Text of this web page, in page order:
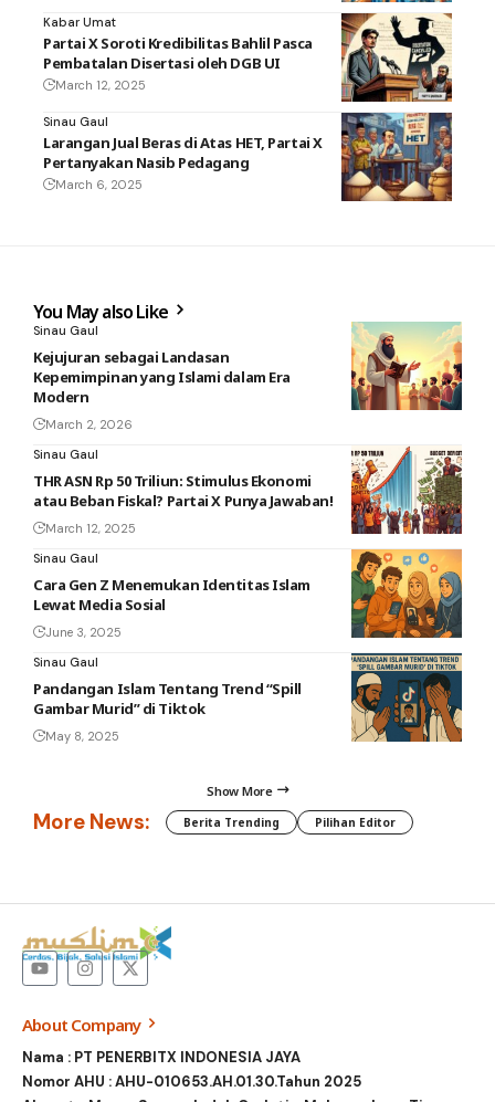
Kabar Umat
Partai X Soroti Kredibilitas Bahlil Pasca
Pembatalan Disertasi oleh DGB UI
March 12, 2025
Sinau Gaul
Larangan Jual Beras di Atas HET, Partai X
Pertanyakan Nasib Pedagang
March 6, 2025
You May also Like
Sinau Gaul
Kejujuran sebagai Landasan
Kepemimpinan yang Islami dalam Era
Modern
March 2, 2026
Sinau Gaul
THR ASN Rp 50 Triliun: Stimulus Ekonomi
atau Beban Fiskal? Partai X Punya Jawaban!
March 12, 2025
Sinau Gaul
Cara Gen Z Menemukan Identitas Islam
Lewat Media Sosial
June 3, 2025
Sinau Gaul
Pandangan Islam Tentang Trend “Spill
Gambar Murid” di Tiktok
May 8, 2025
Show More
More News: Berita Trending Pilihan Editor
About Company
Nama : PT PENERBITX INDONESIA JAYA
Nomor AHU : AHU-010653.AH.01.30.Tahun 2025